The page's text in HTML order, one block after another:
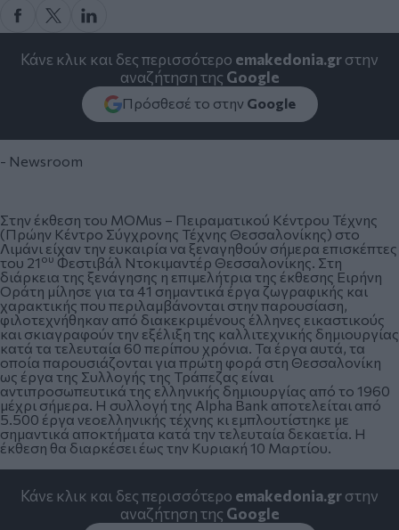
Κάνε κλικ και δες περισσότερο emakedonia.grστην
αναζήτηση της Google
Πρόσθεσέ το στην Google
- Newsroom
Στην έκθεση του MOMus – Πειραματικού Κέντρου Τέχνης
(Πρώην Κέντρο Σύγχρονης Τέχνης Θεσσαλονίκης) στο
Λιμάνι είχαν την ευκαιρία να ξεναγηθούν σήμερα επισκέπτες
του 21 ου Φεστιβάλ Ντοκιμαντέρ Θεσσαλονίκης. Στη
διάρκεια της ξενάγησης η επιμελήτρια της έκθεσης Ειρήνη
Οράτη μίλησε για τα 41 σημαντικά έργα ζωγραφικής και
χαρακτικής που περιλαμβάνονται στην παρουσίαση,
φιλοτεχνήθηκαν από διακεκριμένους έλληνες εικαστικούς
και σκιαγραφούν την εξέλιξη της καλλιτεχνικής δημιουργίας
κατά τα τελευταία 60 περίπου χρόνια. Τα έργα αυτά, τα
οποία παρουσιάζονται για πρώτη φορά στη Θεσσαλονίκη
ως έργα της Συλλογής της Τράπεζας είναι
αντιπροσωπευτικά της ελληνικής δημιουργίας από το 1960
μέχρι σήμερα. Η συλλογή της Alpha Bank αποτελείται από
5.500 έργα νεοελληνικής τέχνης κι εμπλουτίστηκε με
σημαντικά αποκτήματα κατά την τελευταία δεκαετία. Η
έκθεση θα διαρκέσει έως την Κυριακή 10 Μαρτίου.
Κάνε κλικ και δες περισσότερο emakedonia.grστην
αναζήτηση της Google